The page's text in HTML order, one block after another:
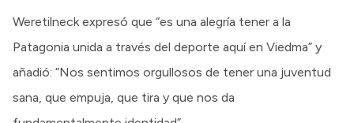
Weretilneck expresó que “es una alegría tener a la
Patagonia unida a través del deporte aquí en Viedma” y
añadió: “Nos sentimos orgullosos de tener una juventud
sana, que empuja, que tira y que nos da